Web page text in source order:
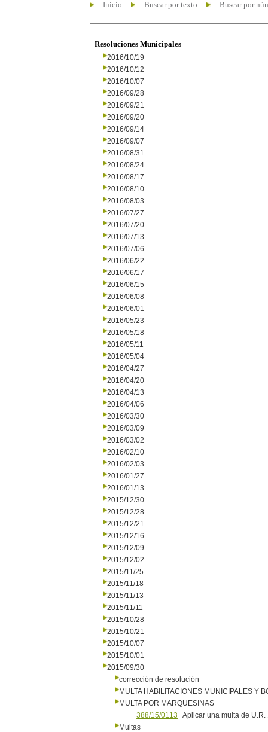
Inicio Buscar por texto Buscar por
Resoluciones Municipales
2016/10/19
2016/10/12
2016/10/07
2016/09/28
2016/09/21
2016/09/20
2016/09/14
2016/09/07
2016/08/31
2016/08/24
2016/08/17
2016/08/10
2016/08/03
2016/07/27
2016/07/20
2016/07/13
2016/07/06
2016/06/22
2016/06/17
2016/06/15
2016/06/08
2016/06/01
2016/05/23
2016/05/18
2016/05/11
2016/05/04
2016/04/27
2016/04/20
2016/04/13
2016/04/06
2016/03/30
2016/03/09
2016/03/02
2016/02/10
2016/02/03
2016/01/27
2016/01/13
2015/12/30
2015/12/28
2015/12/21
2015/12/16
2015/12/09
2015/12/02
2015/11/25
2015/11/18
2015/11/13
2015/11/11
2015/10/28
2015/10/21
2015/10/07
2015/10/01
2015/09/30
corrección de resolución
MULTA HABILITACIONES MUNICIPALES Y
MULTA POR MARQUESINAS
388/15/0113
Aplicar una multa de U.R.
Multas